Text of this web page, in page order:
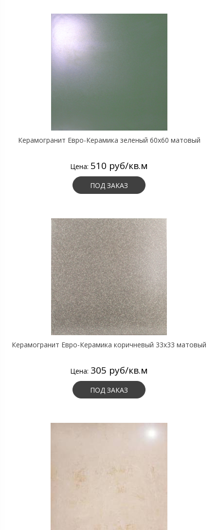
Керамогранит Евро-Керамика зеленый 60х60 матовый
Цена: 510 руб/кв.м
ПОД ЗАКАЗ
Керамогранит Евро-Керамика коричневый 33х33 матовый
Цена: 305 руб/кв.м
ПОД ЗАКАЗ